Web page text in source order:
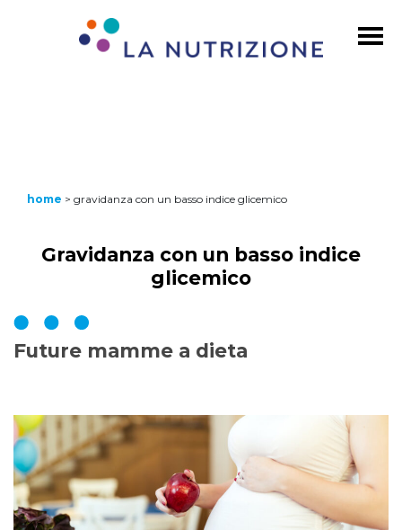
home > gravidanza con un basso indice glicemico
Gravidanza con un basso indice
glicemico
Future mamme a dieta